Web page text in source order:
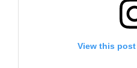
View this